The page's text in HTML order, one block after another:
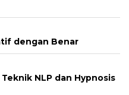
dengan Benar
NLP dan Hypnosis